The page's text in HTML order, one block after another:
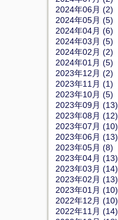
2024年06月 (2)
2024年05月 (5)
2024年04月 (6)
2024年03月 (5)
2024年02月 (2)
2024年01月 (5)
2023年12月 (2)
2023年11月 (1)
2023年10月 (5)
2023年09月 (13)
2023年08月 (12)
2023年07月 (10)
2023年06月 (13)
2023年05月 (8)
2023年04月 (13)
2023年03月 (14)
2023年02月 (13)
2023年01月 (10)
2022年12月 (10)
2022年11月 (14)